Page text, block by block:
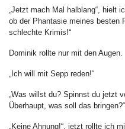
„Jetzt mach Mal halblang“, hielt
ob der Phantasie meines besten
schlechte Krimis!“
Dominik rollte nur mit den Augen.
„Ich will mit Sepp reden!“
„Was willst du? Spinnst du jetzt
Überhaupt, was soll das bringen?“
„Keine Ahnung!“, jetzt rollte ich